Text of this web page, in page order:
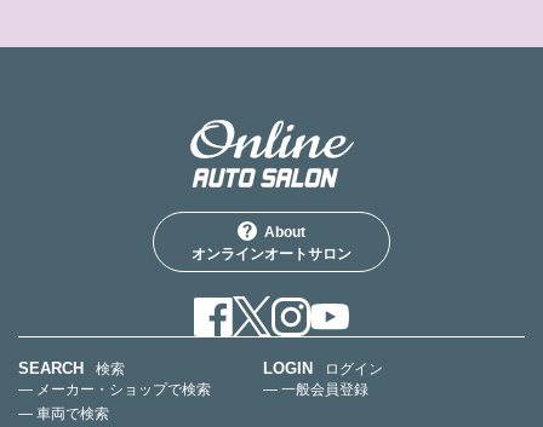
About
オンラインオートサロン
SEARCH
検索
— メーカー・ショップで検索
— 車両で検索
LOGIN
ログイン
— 一般会員登録